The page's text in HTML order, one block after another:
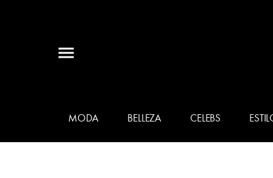
MODA BELLEZA CELEBS